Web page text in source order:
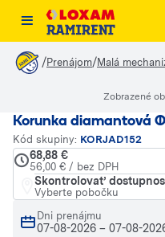
/Prenájom/Malá
Korunka diamantová
Kód skupiny: KORJAD152
68,88 €
56,00 € / bez DPH
Skontrolovať
Vyberte pobočku
Dni prenájmu
07-08-2026 – 07-08-
Zobrazené